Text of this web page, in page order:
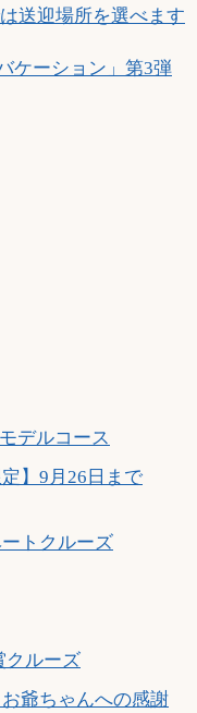
送迎場所を選べます
ケーション」第3弾
デルコース
】9月26日まで
トクルーズ
クルーズ
爺ちゃんへの感謝